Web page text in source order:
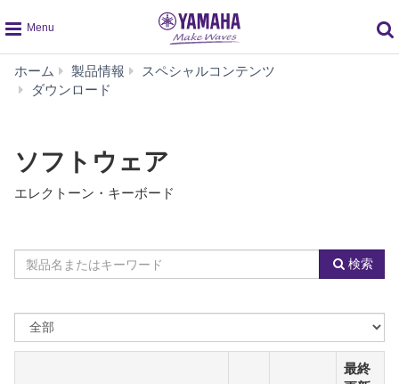
global
navigation
ホーム 製品情報
スペシャルコンテンツ
ダウンロード
ェ
ソフトウェア
エレクトーン・キーボード
By
Product
Model
Name
Keyword
検索
を
最終